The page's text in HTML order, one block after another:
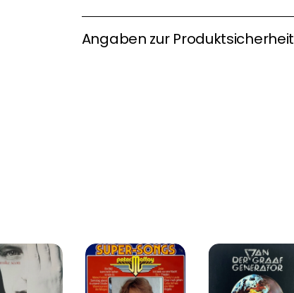
Angaben zur Produktsicherheit